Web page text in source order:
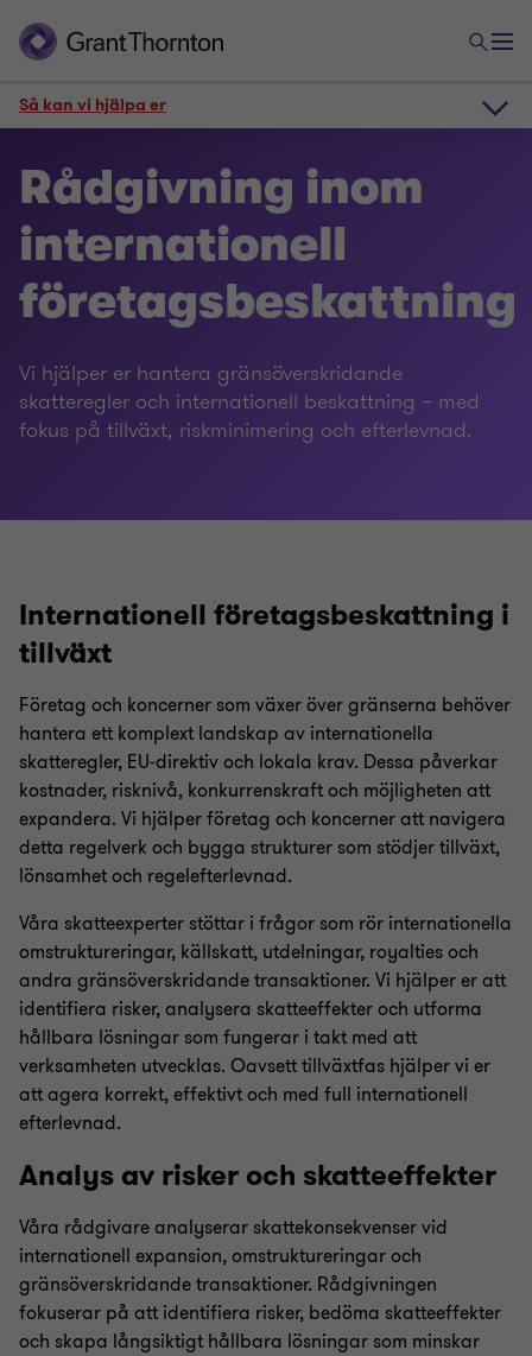
Rådgivning inom
internationell
företagsbeskattning
Vi hjälper er hantera gränsöverskridande
skatteregler och internationell beskattning – med
fokus på tillväxt, riskminimering och efterlevnad.
Så kan vi hjälpa er
Så kan vi hjälpa er
Kontakt
Besök oss
Internationell företagsbeskattning i
tillväxt
Företag och koncerner som växer över gränserna behöver
hantera ett komplext landskap av internationella
skatteregler, EU‑direktiv och lokala krav. Dessa påverkar
kostnader, risknivå, konkurrenskraft och möjligheten att
expandera. Vi hjälper företag och koncerner att navigera
detta regelverk och bygga strukturer som stödjer tillväxt,
lönsamhet och regelefterlevnad.
Våra skatteexperter stöttar i frågor som rör internationella
omstruktureringar, källskatt, utdelningar, royalties och
andra gränsöverskridande transaktioner. Vi hjälper er att
identifiera risker, analysera skatteeffekter och utforma
hållbara lösningar som fungerar i takt med att
verksamheten utvecklas. Oavsett tillväxtfas hjälper vi er
att agera korrekt, effektivt och med full internationell
efterlevnad.
Analys av risker och skatteeffekter
Våra rådgivare analyserar skattekonsekvenser vid
internationell expansion, omstruktureringar och
gränsöverskridande transaktioner. Rådgivningen
fokuserar på att identifiera risker, bedöma skatteeffekter
och skapa långsiktigt hållbara lösningar som minskar